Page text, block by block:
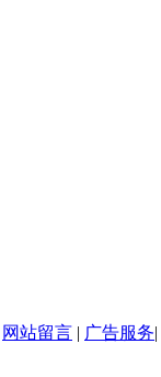
网站留言 | 广告服务|